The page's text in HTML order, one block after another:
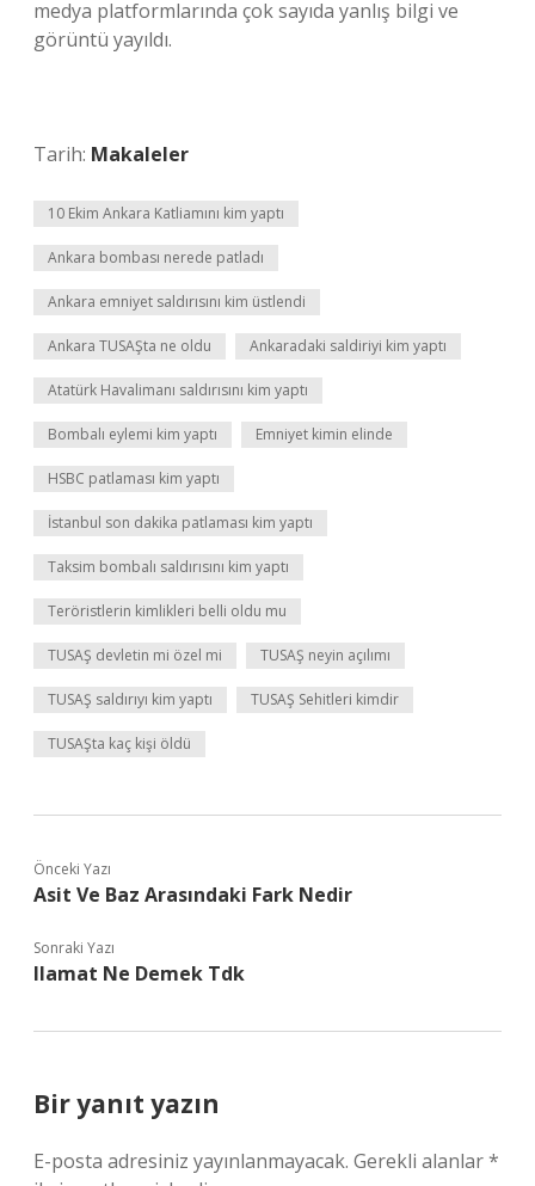
medya platformlarında çok sayıda yanlış bilgi ve
görüntü yayıldı.
Tarih: Makaleler
10 Ekim Ankara Katliamını kim yaptı
Ankara bombası nerede patladı
Ankara emniyet saldırısını kim üstlendi
Ankara TUSAŞta ne oldu Ankaradaki saldiriyi kim yaptı
Atatürk Havalimanı saldırısını kim yaptı
Bombalı eylemi kim yaptı Emniyet kimin elinde
HSBC patlaması kim yaptı
İstanbul son dakika patlaması kim yaptı
Taksim bombalı saldırısını kim yaptı
Teröristlerin kimlikleri belli oldu mu
TUSAŞ devletin mi özel mi TUSAŞ neyin açılımı
TUSAŞ saldırıyı kim yaptı TUSAŞ Sehitleri kimdir
TUSAŞta kaç kişi öldü
Önceki Yazı
Asit Ve Baz Arasındaki Fark Nedir
Sonraki Yazı
Ilamat Ne Demek Tdk
Bir yanıt yazın
E-posta adresiniz yayınlanmayacak. Gerekli alanlar*